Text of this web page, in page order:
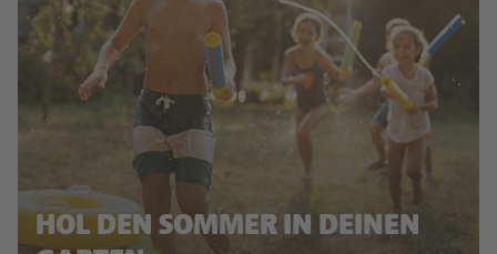
HOL DEN SOMMER IN DEINEN